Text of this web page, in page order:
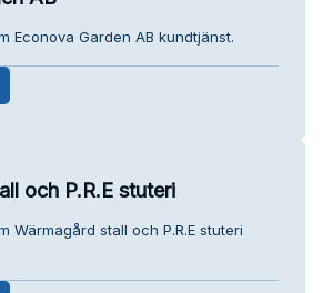
Econova Garden AB kundtjänst.
och P.R.E stuteri
Wärmagård stall och P.R.E stuteri